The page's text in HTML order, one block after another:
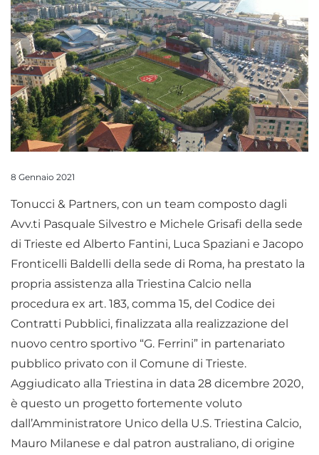
8 Gennaio 2021
Tonucci & Partners, con un team composto dagli
Avv.ti Pasquale Silvestro e Michele Grisafi della sede
di Trieste ed Alberto Fantini, Luca Spaziani e Jacopo
Fronticelli Baldelli della sede di Roma, ha prestato la
propria assistenza alla Triestina Calcio nella
procedura ex art. 183, comma 15, del Codice dei
Contratti Pubblici, finalizzata alla realizzazione del
nuovo centro sportivo “G. Ferrini” in partenariato
pubblico privato con il Comune di Trieste.
Aggiudicato alla Triestina in data 28 dicembre 2020,
è questo un progetto fortemente voluto
dall’Amministratore Unico della U.S. Triestina Calcio,
Mauro Milanese e dal patron australiano, di origine